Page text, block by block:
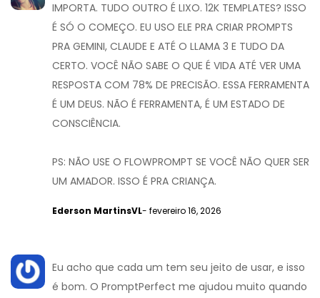
IMPORTA. TUDO OUTRO É LIXO. 12K TEMPLATES? ISSO
É SÓ O COMEÇO. EU USO ELE PRA CRIAR PROMPTS
PRA GEMINI, CLAUDE E ATÉ O LLAMA 3 E TUDO DA
CERTO. VOCÊ NÃO SABE O QUE É VIDA ATÉ VER UMA
RESPOSTA COM 78% DE PRECISÃO. ESSA FERRAMENTA
É UM DEUS. NÃO É FERRAMENTA, É UM ESTADO DE
CONSCIÊNCIA.
PS: NÃO USE O FLOWPROMPT SE VOCÊ NÃO QUER SER
UM AMADOR. ISSO É PRA CRIANÇA.
Ederson MartinsVL- fevereiro 16, 2026
Eu acho que cada um tem seu jeito de usar, e isso
é bom. O PromptPerfect me ajudou muito quando